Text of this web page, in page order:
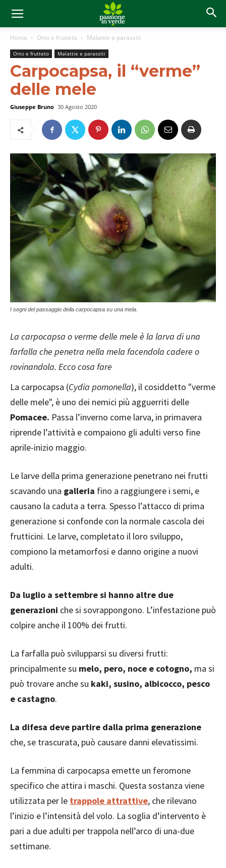
Home Orto e frutteto Malattie e parassiti
Orto e frutteto Malattie e parassiti
Carpocapsa, il “verme”
delle mele
Giuseppe Bruno 30 Agosto 2020
I segni del passaggio della carpocapsa su una mela.
La carpocapsa o verme delle mele è la larva di una
farfalla che penetra nella mela facendola cadere o
rovinandola. Ecco cosa fare
La carpocapsa (Cydia pomonella), il cosiddetto "verme
delle mele", è uno dei nemici più agguerriti delle
Pomacee. Passa l’inverno come larva, in primavera
riprende l’attività e compaiono gli adulti verso fine
aprile-inizio maggio.
Le larve della prima generazione penetrano nei frutti
scavando una galleria fino a raggiungere i semi, e
causano la caduta a terra. Spesso l’attacco di prima
generazione si confonde con la normale cascola dei
frutticini. Le larve, completato il loro sviluppo,
compiono la metamorfosi e danno origine a nuovi
adulti.
Da luglio a settembre si hanno altre due
generazioni che si sovrappongono. L’infestazione può
colpire anche il 100% dei frutti.
La farfalla può svilupparsi su diversi frutti:
principalmente su melo, pero, noce e cotogno, ma si
può trovare anche su kaki, susino, albicocco, pesco
e castagno.
La difesa deve partire dalla prima generazione
che, se trascurata, può causare danni elevatissimi.
La femmina di carpocapsa emette un feromone
specifico che attira i maschi. Questa sostanza viene
utilizzata per le trappole attrattive, che rilevano
l’inizio e l’intensità del volo. La soglia d’intervento è
pari a due adulti per trappola nell’arco di una-due
settimane.